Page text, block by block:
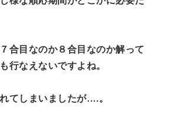
合目なのか８合目なのか解って
行なえないですよね。
てしまいましたが….。